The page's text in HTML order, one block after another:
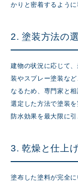
かりと密着するように
2. 塗装方法の
建物の状況に応じて
装やスプレー塗装な
なるため、専門家と
選定した方法で塗装
防水効果を最大限に引
3. 乾燥と仕上
塗布した塗料が完全